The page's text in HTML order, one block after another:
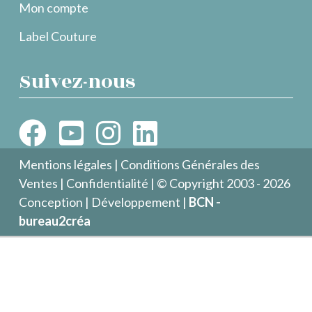
Mon compte
Label Couture
Suivez-nous
Mentions légales | Conditions Générales des
Ventes | Confidentialité | © Copyright 2003 - 2026
Conception | Développement | BCN -
bureau2créa